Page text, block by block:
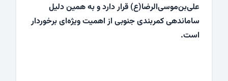
علی‌بن‌موسی‌الرضا(ع) قرار دارد و به همین دلیل
ساماندهی کمربندی جنوبی از اهمیت ویژه‌ای برخوردار
است.